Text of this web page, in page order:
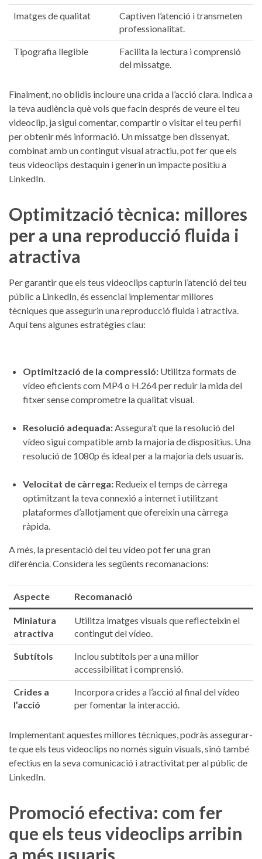
Imatges de qualitat
Captiven ⁢l’atenció i transmeten
professionalitat.
Tipografia llegible
Facilita ‍la lectura i comprensió
del missatge.
Finalment, no oblidis incloure una crida a l’acció clara. Indica a
la teva⁢ audiència què vols que facin després de veure el teu
videoclip, ja sigui ‌comentar, compartir o visitar ‍el teu perfil
‍per obtenir més informació. Un missatge ben dissenyat,
combinat amb un contingut visual atractiu, pot fer que els
teus​ videoclips destaquin i⁤ generin un impacte ​positiu a ​
LinkedIn.
Optimització tècnica: millores
‍per a una reproducció fluida i
atractiva
Per garantir que els teus videoclips capturin l’atenció del teu
públic ⁣a LinkedIn, és essencial implementar millores
tècniques que assegurin una reproducció fluida i atractiva.
Aquí tens algunes estratègies clau:
Optimització de la compressió: Utilitza ⁢formats de
vídeo eficients com MP4 o H.264 per reduir la mida del
fitxer sense comprometre la qualitat⁢ visual.
Resolució adequada: Assegura’t que la resolució del
vídeo sigui compatible ‍amb ‍la⁣ majoria de dispositius. ‌Una
resolució de 1080p és ideal‍ per⁢ a la majoria dels usuaris.
Velocitat de ⁣càrrega: Redueix el ‌temps de càrrega
optimitzant la teva connexió a internet i utilitzant
plataformes d’allotjament que ofereixin una càrrega
ràpida.
A més, ⁢la presentació del teu vídeo pot fer una gran ​
diferència. Considera les següents ​recomanacions:
Aspecte Recomanació
Miniatura
atractiva
Utilitza imatges visuals que reflecteixin el
contingut del vídeo.
Subtítols
Inclou subtítols per ‌a una millor
accessibilitat i comprensió.
Crides a
l’acció
Incorpora crides a l’acció al final ‌del vídeo
per fomentar la interacció.
Implementant‍ aquestes millores tècniques, podràs ⁣assegurar-
te que els⁣ teus videoclips no només siguin visuals, ⁢sinó també
efectius en la seva comunicació i⁣ atractivitat per ​al​ públic de
LinkedIn.
Promoció efectiva: com fer
que els​ teus videoclips ⁣arribin
a més usuaris